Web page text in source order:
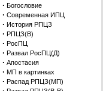
· Богословие
· Современная ИПЦ
· История РПЦЗ
· РПЦЗ(В)
· РосПЦ
· Развал РосПЦ(Д)
· Апостасия
· МП в картинках
· Распад РПЦЗ(МП)